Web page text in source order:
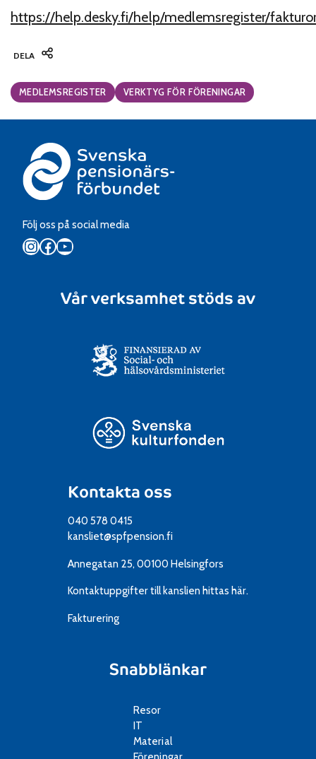
https://help.desky.fi/help/medlemsregister/
DELA
Categories:
MEDLEMSREGISTER VERKTYG FÖR FÖRENINGAR
Följ oss på social media
Instagram
Facebook
YouTube
Kontakta oss
040 578 0415
kansliet@spfpension.fi
Annegatan 25, 00100 Helsingfors
Kontaktuppgifter till kanslien hittas här.
Fakturering
Snabblänkar
Resor
IT
Material
Vår verksamhet stöds av